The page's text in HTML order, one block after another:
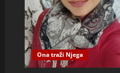
Ona traži Njega